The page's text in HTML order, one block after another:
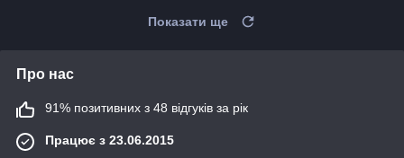
Показати ще
Про нас
91% позитивних з 48 відгуків за рік
Працює з 23.06.2015